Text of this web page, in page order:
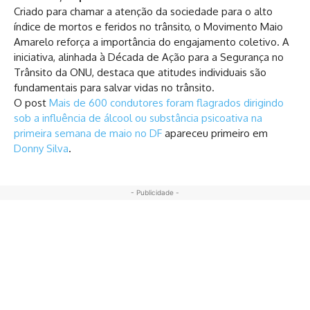
Criado para chamar a atenção da sociedade para o alto
índice de mortos e feridos no trânsito, o Movimento Maio
Amarelo reforça a importância do engajamento coletivo. A
iniciativa, alinhada à Década de Ação para a Segurança no
Trânsito da ONU, destaca que atitudes individuais são
fundamentais para salvar vidas no trânsito.
O post Mais de 600 condutores foram flagrados dirigindo
sob a influência de álcool ou substância psicoativa na
primeira semana de maio no DF apareceu primeiro em
Donny Silva.
- Publicidade -